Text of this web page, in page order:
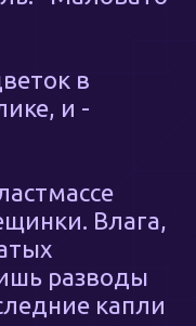
в
и -
Влага,
разводы
капли